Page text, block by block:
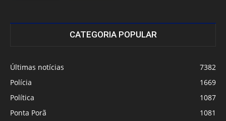
CATEGORIA POPULAR
Últimas notícias
7382
Polícia
1669
Política
1087
Ponta Porã
1081